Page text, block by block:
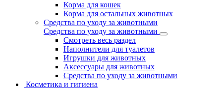
Корма для кошек
Корма для остальных животных
Средства по уходу за животными
Средства по уходу за животными
Смотреть весь раздел
Наполнители для туалетов
Игрушки для животных
Аксессуары для животных
Средства по уходу за животными
Косметика и гигиена